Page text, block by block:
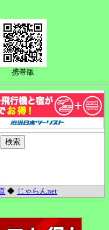
携帯版
◆ じゃらんnet